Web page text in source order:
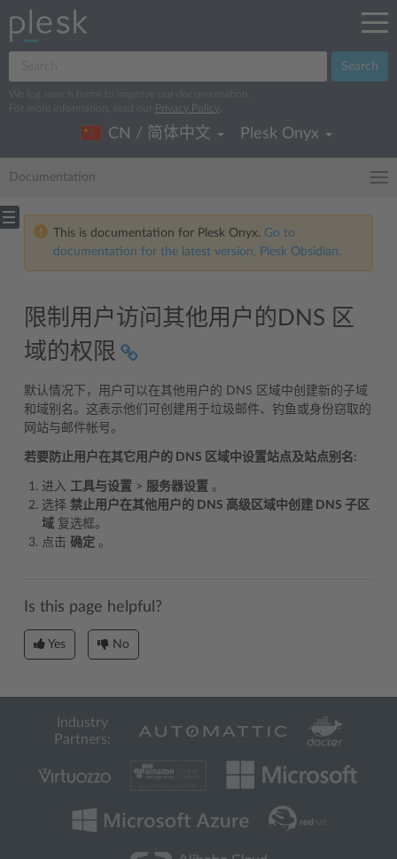
Search
We log search terms to improve our documentation.
For more information, read our
Privacy Policy
CN / 简体中文 Plesk Onyx
Documentation
This is documentation for Plesk Onyx. Go to
documentation for the latest version, Plesk Obsidian.
限制用户访问其他用户的DNS 区
域的权限
默认情况下，用户可以在其他用户的 DNS 区域中创建新的子域
和域别名。这表示他们可创建用于垃圾邮件、钓鱼或身份窃取的
网站与邮件帐号。
若要防止用户在其它用户的 DNS 区域中设置站点及站点别名:
进入 工具与设置 > 服务器设置 。
选择 禁止用户在其他用户的 DNS 高级区域中创建 DNS 子区
域 复选框。
点击 确定 。
Is this page helpful?
Yes No
Industry
Partners: